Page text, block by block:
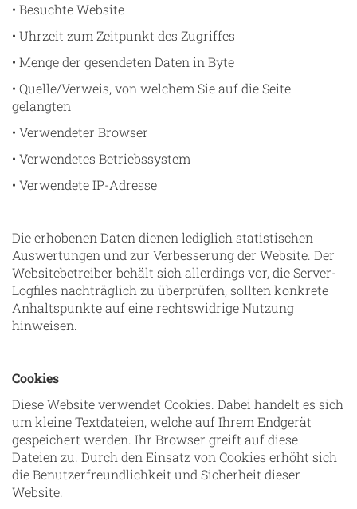
• Besuchte Website
• Uhrzeit zum Zeitpunkt des Zugriffes
• Menge der gesendeten Daten in Byte
• Quelle/Verweis, von welchem Sie auf die Seite
gelangten
• Verwendeter Browser
• Verwendetes Betriebssystem
• Verwendete IP-Adresse
Die erhobenen Daten dienen lediglich statistischen
Auswertungen und zur Verbesserung der Website. Der
Websitebetreiber behält sich allerdings vor, die Server-
Logfiles nachträglich zu überprüfen, sollten konkrete
Anhaltspunkte auf eine rechtswidrige Nutzung
hinweisen.
Cookies
Diese Website verwendet Cookies. Dabei handelt es sich
um kleine Textdateien, welche auf Ihrem Endgerät
gespeichert werden. Ihr Browser greift auf diese
Dateien zu. Durch den Einsatz von Cookies erhöht sich
die Benutzerfreundlichkeit und Sicherheit dieser
Website.